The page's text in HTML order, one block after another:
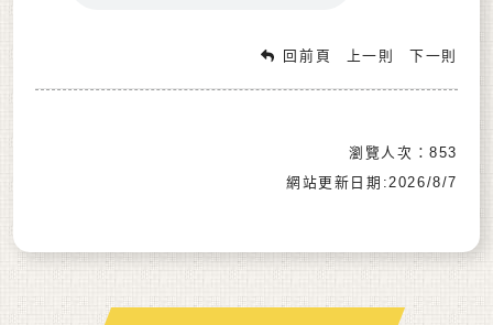
回前頁 上一則 下一則
瀏覽人次：853
網站更新日期:2026/8/7